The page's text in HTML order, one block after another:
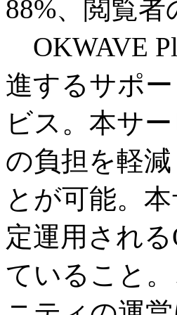
88%、閲覧
OKWAVE
進するサポ
ビス。本サ
の負担を軽
とが可能。
定運用され
ていること